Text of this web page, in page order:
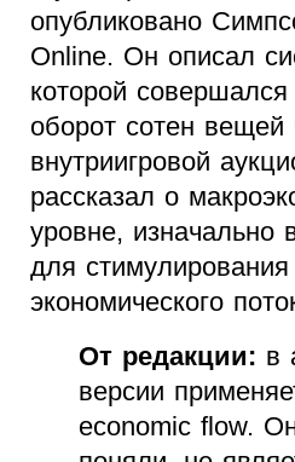
опубликовано
Online. Он описал
которой
оборот сотен вещей
внутриигровой
рассказал о
уровне, изначально
для
экономического
От редакции: в
версии
economic flow.